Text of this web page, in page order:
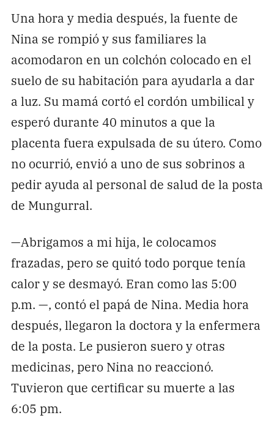
Una hora y media después, la fuente de
Nina se rompió y sus familiares la
acomodaron en un colchón colocado en el
suelo de su habitación para ayudarla a dar
a luz. Su mamá cortó el cordón umbilical y
esperó durante 40 minutos a que la
placenta fuera expulsada de su útero. Como
no ocurrió, envió a uno de sus sobrinos a
pedir ayuda al personal de salud de la posta
de Mungurral.
—Abrigamos a mi hija, le colocamos
frazadas, pero se quitó todo porque tenía
calor y se desmayó. Eran como las 5:00
p.m. —, contó el papá de Nina. Media hora
después, llegaron la doctora y la enfermera
de la posta. Le pusieron suero y otras
medicinas, pero Nina no reaccionó.
Tuvieron que certificar su muerte a las
6:05 pm.